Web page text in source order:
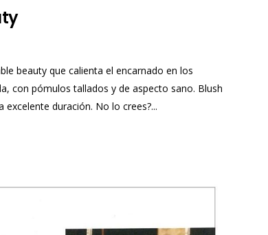
beauty que calienta el encarnado en los
con pómulos tallados y de aspecto sano. Blush
duración. No lo crees?...